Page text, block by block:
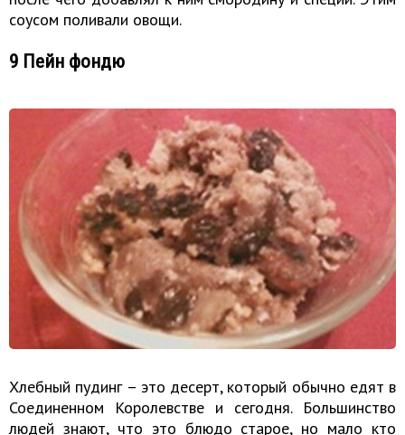
соусом поливали овощи.
9 Пейн фондю
Хлебный пудинг – это десерт, который обычно едят в
Соединенном Королевстве и сегодня. Большинство
людей знают, что это блюдо старое, но мало кто